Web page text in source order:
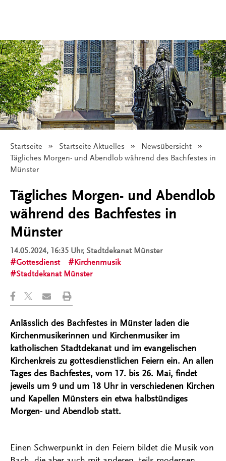
Startseite Startseite Aktuelles
Newsübersicht
Angezeigt:
Tägliches Morgen- und Abendlob während des Bachfestes in
Münster
Tägliches Morgen- und Abendlob
während des Bachfestes in
Münster
14.05.2024, 16:35 Uhr, Stadtdekanat Münster
Gottesdienst
Kirchenmusik
Stadtdekanat Münster
Anlässlich des Bachfestes in Münster laden die
Kirchenmusikerinnen und Kirchenmusiker im
katholischen Stadtdekanat und im evangelischen
Kirchenkreis zu gottesdienstlichen Feiern ein. An allen
Tages des Bachfestes, vom 17. bis 26. Mai, findet
jeweils um 9 und um 18 Uhr in verschiedenen Kirchen
und Kapellen Münsters ein etwa halbstündiges
Morgen- und Abendlob statt.
Einen Schwerpunkt in den Feiern bildet die Musik von